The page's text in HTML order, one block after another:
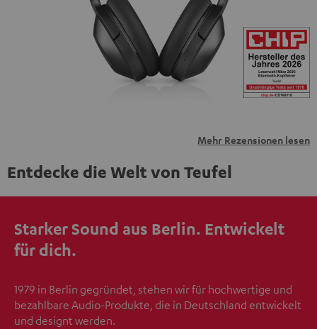
übermittelt werden.
Weitere Informationen sind in der
Datenschutzerklärung unter I zu finden.
Mehr Rezensionen lesen
Entdecke die Welt von Teufel
Starker Sound aus Berlin. Entwickelt
für dich.
1979 in Berlin gegründet, stehen wir für hochwertige und
bezahlbare Audio-Produkte, die in Deutschland entwickelt
und designt werden.